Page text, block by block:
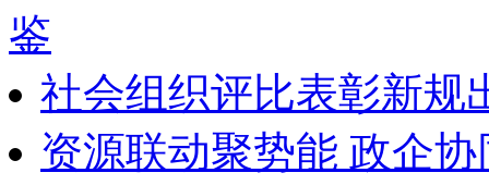
鉴
社会组织评比表彰新规
资源联动聚势能 政企